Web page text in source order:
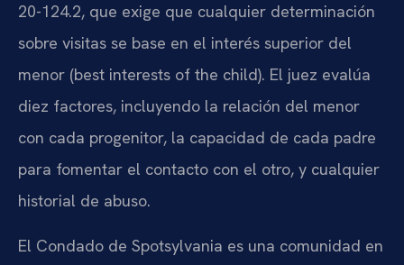
20-124.2, que exige que cualquier determinación
sobre visitas se base en el interés superior del
menor (best interests of the child). El juez evalúa
diez factores, incluyendo la relación del menor
con cada progenitor, la capacidad de cada padre
para fomentar el contacto con el otro, y cualquier
historial de abuso.
El Condado de Spotsylvania es una comunidad en